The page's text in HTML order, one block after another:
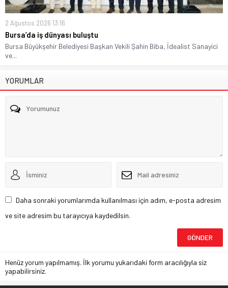
2 Ağustos 2026 13:16
Bursa’da iş dünyası buluştu
Bursa Büyükşehir Belediyesi Başkan Vekili Şahin Biba, İdealist Sanayici
ve...
YORUMLAR
Daha sonraki yorumlarımda kullanılması için adım, e-posta adresim
ve site adresim bu tarayıcıya kaydedilsin.
Henüz yorum yapılmamış. İlk yorumu yukarıdaki form aracılığıyla siz
yapabilirsiniz.